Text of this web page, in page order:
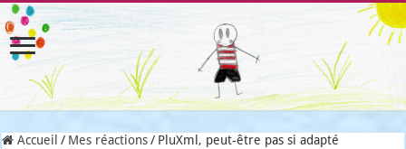
Accueil / Mes réactions / PluXml, peut-être pas si adapté